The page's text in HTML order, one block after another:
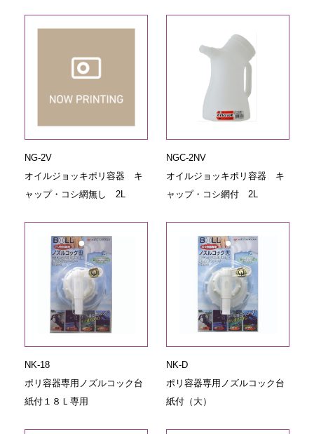
NG-2V
オイルジョッキポリ容器 キ
ャップ・コシ網無し 2L
NGC-2NV
オイルジョッキポリ容器 キ
ャップ・コシ網付 2L
NK-18
ポリ容器専用ノズルコック台
紙付１８Ｌ専用
NK-D
ポリ容器専用ノズルコック台
紙付（大）